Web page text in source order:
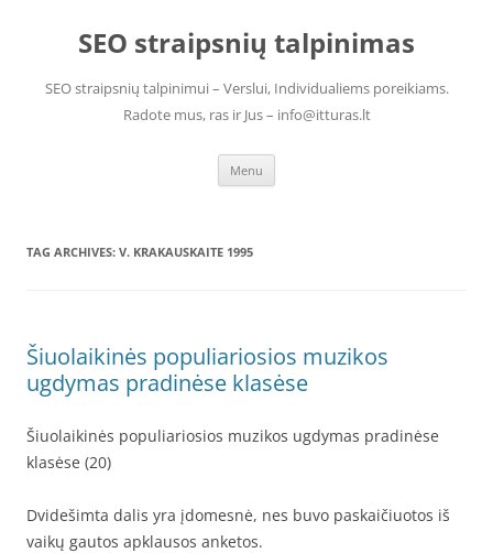
contentSEO straipsnių talpinimas
SEO straipsnių talpinimui – Verslui, Individualiems poreikiams.
Radote mus, ras ir Jus – info@itturas.lt
Menu
TAG ARCHIVES: V. KRAKAUSKAITE 1995
Šiuolaikinės populiariosios muzikos
ugdymas pradinėse klasėse
Šiuolaikinės populiariosios muzikos ugdymas pradinėse
klasėse (20)
Dvidešimta dalis yra įdomesnė, nes buvo paskaičiuotos iš
vaikų gautos apklausos anketos.